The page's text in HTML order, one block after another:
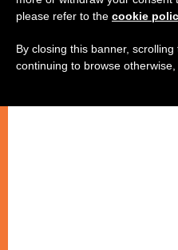
لدى الدول الثماني
please refer to the cookie
By closing this banner,
continuing to browse